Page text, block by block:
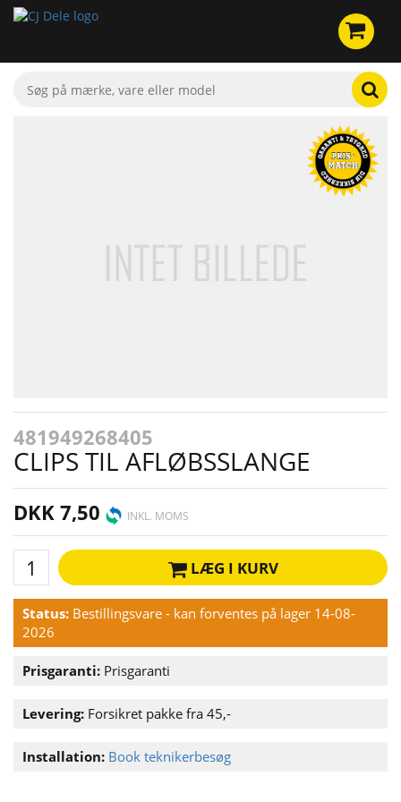
481949268405
CLIPS TIL AFLØBSSLANGE
DKK 7,50 INKL. MOMS
LÆG I KURV
Status: Bestillingsvare - kan forventes på lager 14-08-
2026
Prisgaranti: Prisgaranti
Levering: Forsikret pakke fra 45,-
Installation: Book teknikerbesøg